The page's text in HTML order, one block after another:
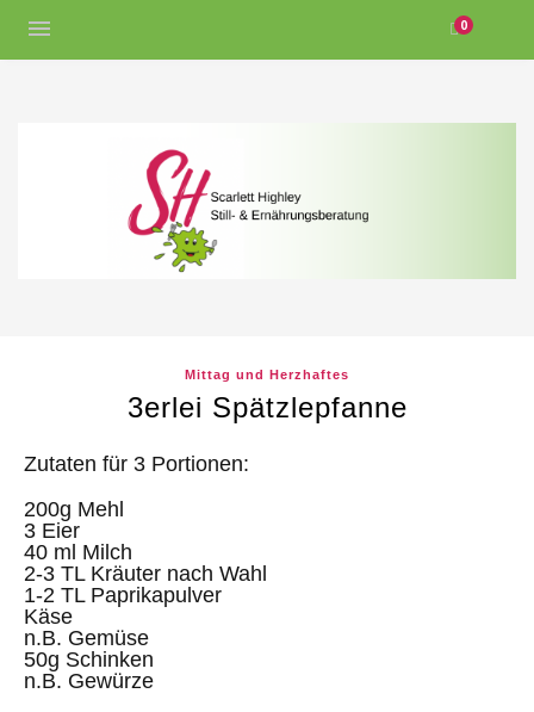
0
Mittag und Herzhaftes
3erlei Spätzlepfanne
Zutaten für 3 Portionen:
200g Mehl
3 Eier
40 ml Milch
2-3 TL Kräuter nach Wahl
1-2 TL Paprikapulver
Käse
n.B. Gemüse
50g Schinken
n.B. Gewürze